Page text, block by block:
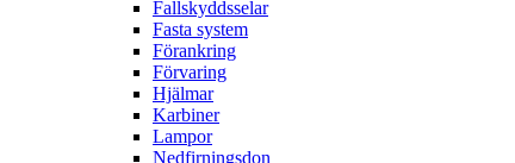
Fallskyddsselar
Fasta system
Förankring
Förvaring
Hjälmar
Karbiner
Lampor
Nedfirningsdon